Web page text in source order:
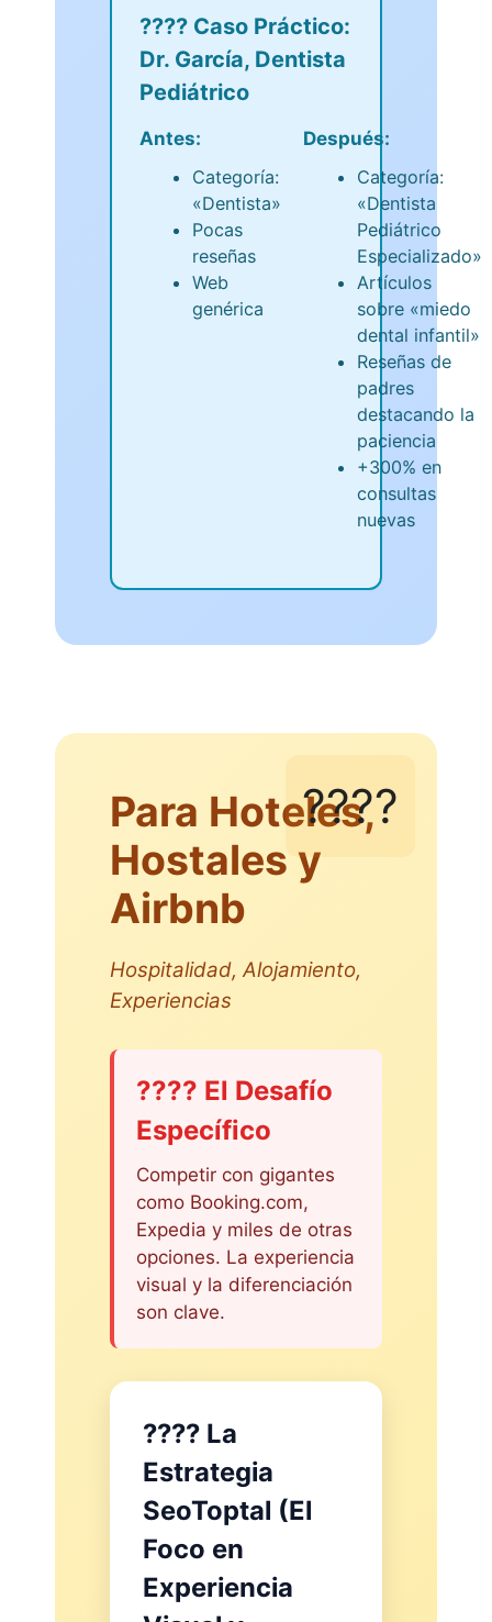
???? Caso Práctico:
Dr. García, Dentista
Pediátrico
Antes:
Categoría:
«Dentista»
Pocas
reseñas
Web
genérica
Después:
Categoría:
«Dentista
Pediátrico
Especializado»
Artículos
sobre «miedo
dental infantil»
Reseñas de
padres
destacando la
paciencia
+300% en
consultas
nuevas
????
Para Hoteles,
Hostales y
Airbnb
Hospitalidad, Alojamiento,
Experiencias
???? El Desafío
Específico
Competir con gigantes
como Booking.com,
Expedia y miles de otras
opciones. La experiencia
visual y la diferenciación
son clave.
???? La
Estrategia
SeoToptal (El
Foco en
Experiencia